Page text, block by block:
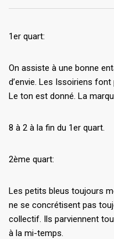
1er quart:
On assiste à une bonne
d’envie. Les Issoiriens font
Le ton est donné. La
8 à 2 à la fin du 1er quart.
2ème quart:
Les petits bleus toujours
ne se concrétisent pas
collectif. Ils parviennent
à la mi-temps.